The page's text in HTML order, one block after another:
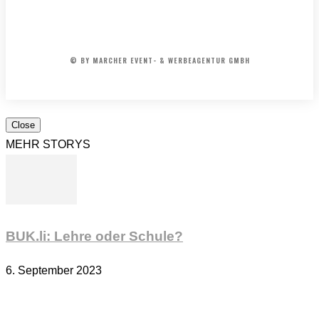
© BY MARCHER EVENT- & WERBEAGENTUR GMBH
Close
MEHR STORYS
BUK.li: Lehre oder Schule?
6. September 2023